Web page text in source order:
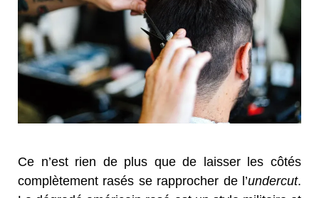
Ce n’est rien de plus que de laisser les côtés
complètement rasés se rapprocher de l’undercut.